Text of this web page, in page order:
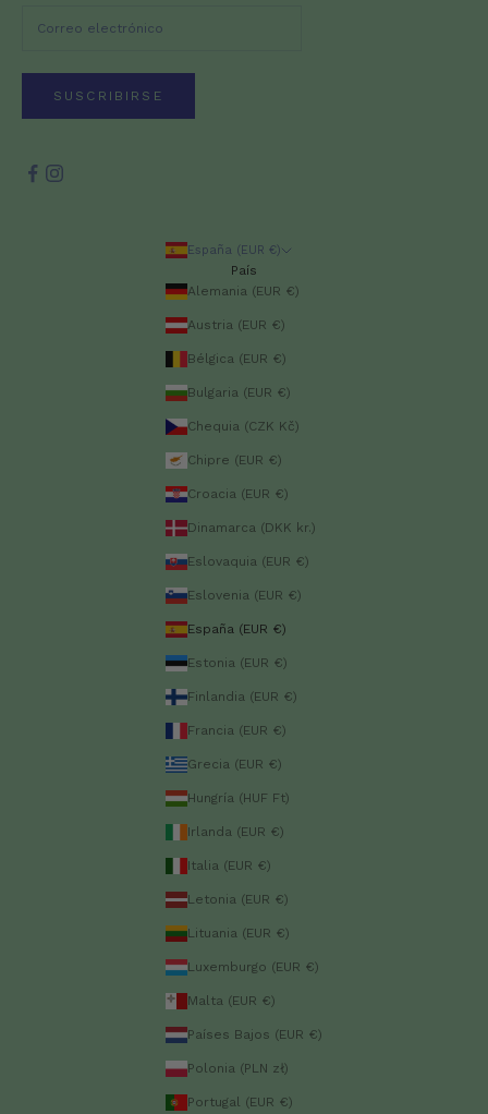
SUSCRIBIRSE
España (EUR €)
País
Alemania (EUR €)
Austria (EUR €)
Bélgica (EUR €)
Bulgaria (EUR €)
Chequia (CZK Kč)
Chipre (EUR €)
Croacia (EUR €)
Dinamarca (DKK kr.)
Eslovaquia (EUR €)
Eslovenia (EUR €)
España (EUR €)
Estonia (EUR €)
Finlandia (EUR €)
Francia (EUR €)
Grecia (EUR €)
Hungría (HUF Ft)
Irlanda (EUR €)
Italia (EUR €)
Letonia (EUR €)
Lituania (EUR €)
Luxemburgo (EUR €)
Malta (EUR €)
Países Bajos (EUR €)
Polonia (PLN zł)
Portugal (EUR €)